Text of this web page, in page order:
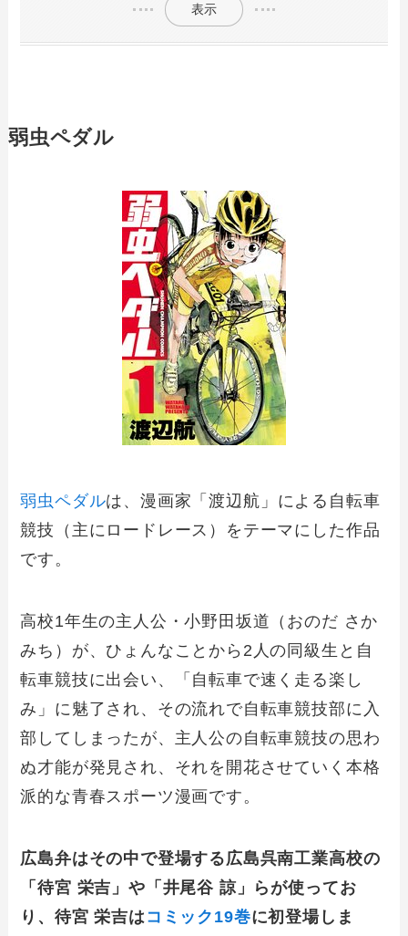
表示
弱虫ペダル
弱虫ペダルは、漫画家「渡辺航」による自転車
競技（主にロードレース）をテーマにした作品
です。
高校1年生の主人公・小野田坂道（おのだ さか
みち）が、ひょんなことから2人の同級生と自
転車競技に出会い、「自転車で速く走る楽し
み」に魅了され、その流れで自転車競技部に入
部してしまったが、主人公の自転車競技の思わ
ぬ才能が発見され、それを開花させていく本格
派的な青春スポーツ漫画です。
広島弁はその中で登場する広島呉南工業高校の
「待宮 栄吉」や「井尾谷 諒」らが使ってお
り、待宮 栄吉はコミック19巻に初登場しま